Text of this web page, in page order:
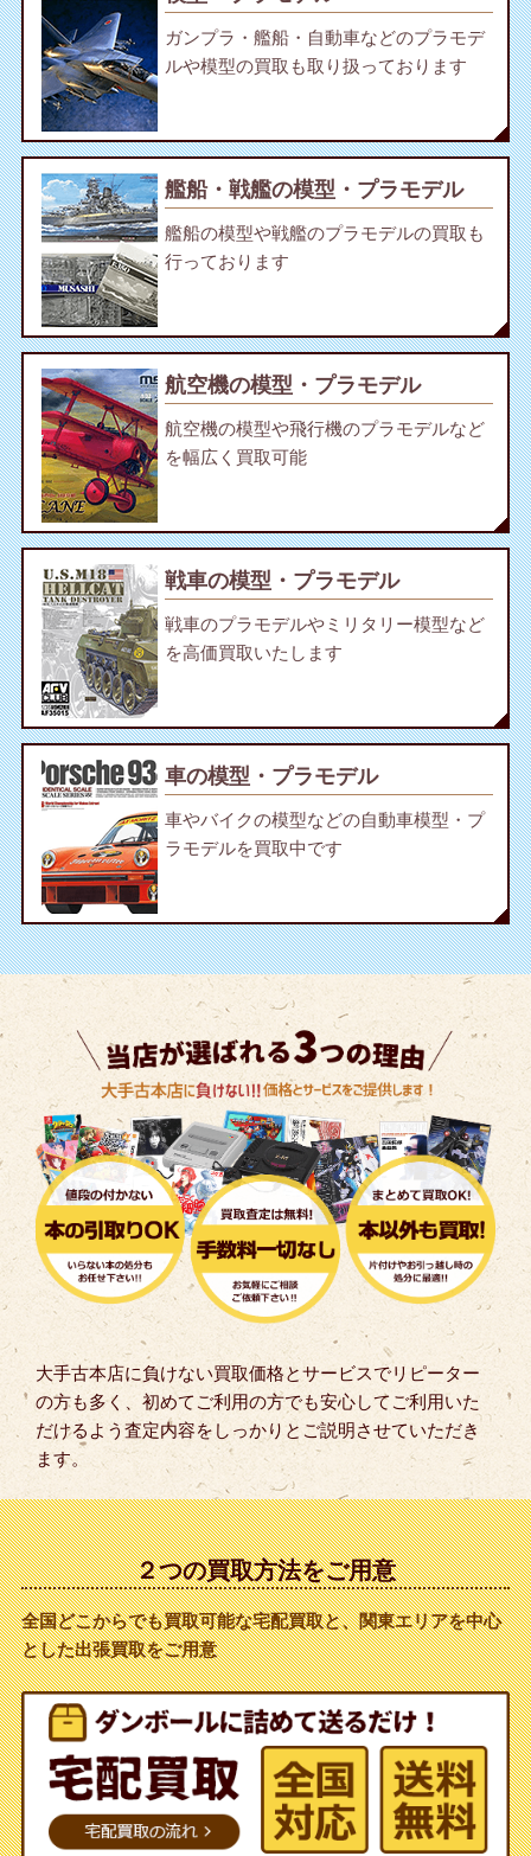
ガンプラ・艦船・自動車などのプラモデ
ルや模型の買取も取り扱っております
艦船・戦艦の模型・プラモデル
艦船の模型や戦艦のプラモデルの買取も
行っております
航空機の模型・プラモデル
航空機の模型や飛行機のプラモデルなど
を幅広く買取可能
戦車の模型・プラモデル
戦車のプラモデルやミリタリー模型など
を高価買取いたします
車の模型・プラモデル
車やバイクの模型などの自動車模型・プ
ラモデルを買取中です
大手古本店に負けない買取価格とサービスでリピーター
の方も多く、初めてご利用の方でも安心してご利用いた
だけるよう査定内容をしっかりとご説明させていただき
ます。
２つの買取方法をご用意
全国どこからでも買取可能な宅配買取と、関東エリアを中心
とした出張買取をご用意